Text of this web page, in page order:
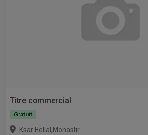
Titre commercial
Gratuit
Ksar Hellal ,Monastir